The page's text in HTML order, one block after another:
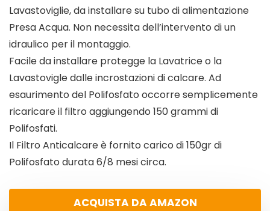
Lavastoviglie, da installare su tubo di alimentazione
Presa Acqua. Non necessita dell’intervento di un
idraulico per il montaggio.
Facile da installare protegge la Lavatrice o la
Lavastovigle dalle incrostazioni di calcare. Ad
esaurimento del Polifosfato occorre semplicemente
ricaricare il filtro aggiungendo 150 grammi di
Polifosfati.
Il Filtro Anticalcare è fornito carico di 150gr di
Polifosfato durata 6/8 mesi circa.
ACQUISTA DA AMAZON